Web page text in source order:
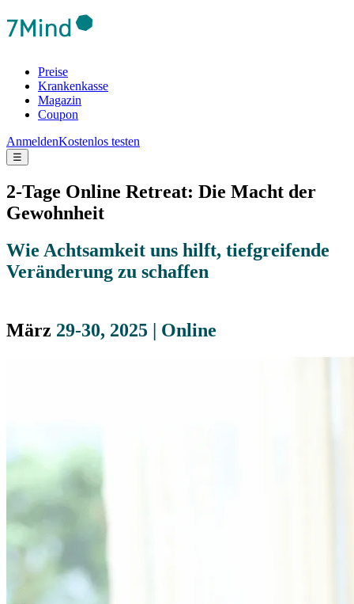
Preise
Krankenkasse
Magazin
Coupon
AnmeldenKostenlos testen
☰
2-Tage Online Retreat: Die Macht der
Gewohnheit
Wie Achtsamkeit uns hilft, tiefgreifende
Veränderung zu schaffen
März 29-30, 2025 | Online